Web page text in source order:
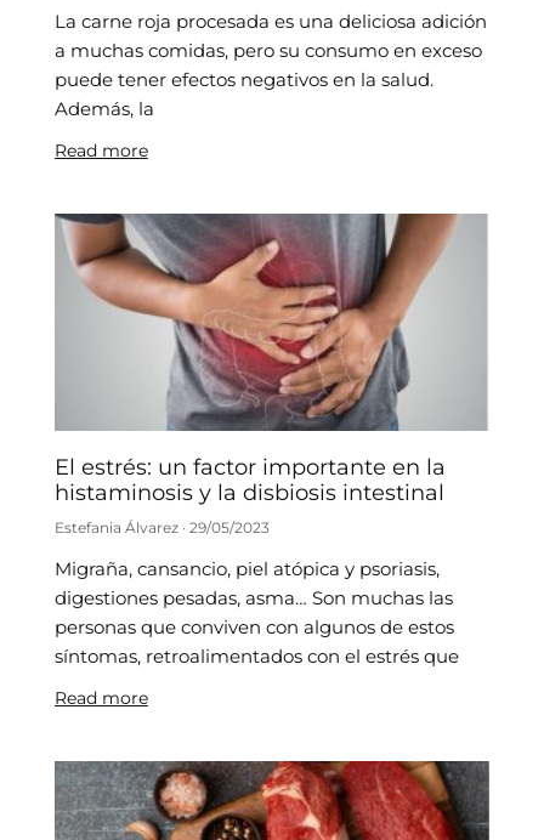
La carne roja procesada es una deliciosa adición
a muchas comidas, pero su consumo en exceso
puede tener efectos negativos en la salud.
Además, la
Read more
El estrés: un factor importante en la
histaminosis y la disbiosis intestinal
Estefania Álvarez 29/05/2023
Migraña, cansancio, piel atópica y psoriasis,
digestiones pesadas, asma… Son muchas las
personas que conviven con algunos de estos
síntomas, retroalimentados con el estrés que
Read more